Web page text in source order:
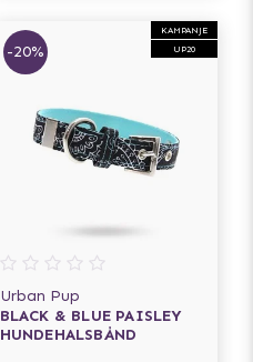
KAMPANJE
UP20
-20%
Urban Pup
BLACK & BLUE PAISLEY
HUNDEHALSBÅND